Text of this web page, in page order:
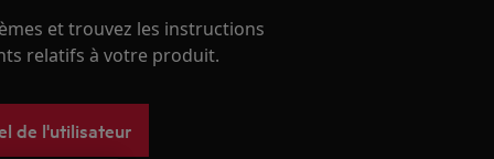
et trouvez les instructions
relatifs à votre produit.
de l'utilisateur